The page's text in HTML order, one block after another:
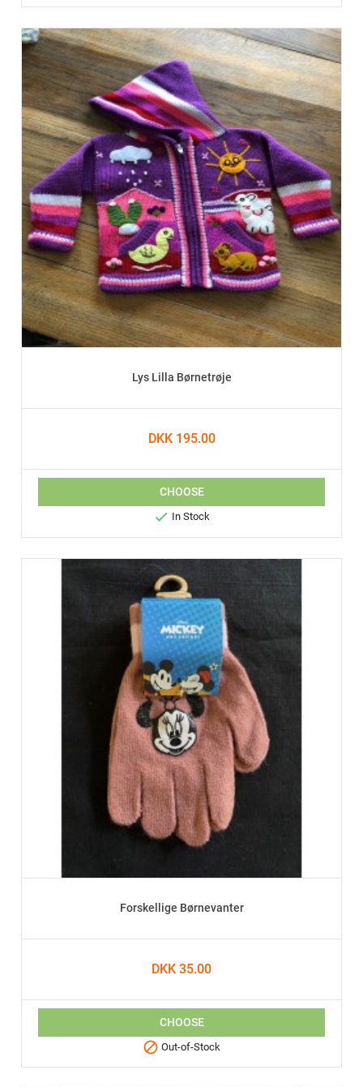
Lys Lilla Børnetrøje
DKK 195.00
CHOOSE
 In Stock
Forskellige Børnevanter
DKK 35.00
CHOOSE
 Out-of-Stock